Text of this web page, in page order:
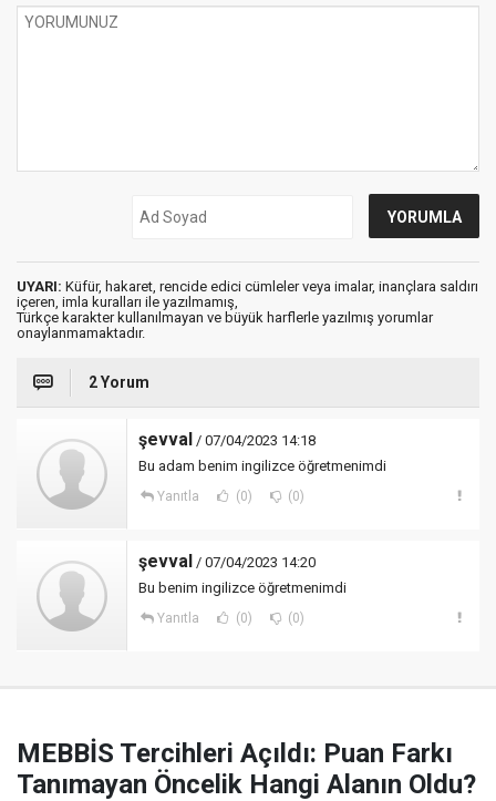
UYARI: Küfür, hakaret, rencide edici cümleler veya imalar, inançlara saldırı
içeren, imla kuralları ile yazılmamış,
Türkçe karakter kullanılmayan ve büyük harflerle yazılmış yorumlar
onaylanmamaktadır.
2 Yorum
şevval / 07/04/2023 14:18
Bu adam benim ingilizce öğretmenimdi
Yanıtla (0) (0)
şevval / 07/04/2023 14:20
Bu benim ingilizce öğretmenimdi
Yanıtla (0) (0)
MEBBİS Tercihleri Açıldı: Puan Farkı
Tanımayan Öncelik Hangi Alanın Oldu?